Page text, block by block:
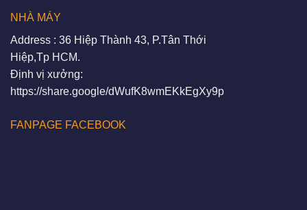
NHÀ MÁY
Address : 36 Hiệp Thành 43, P.Tân Thới
Hiệp,Tp HCM.
Định vị xưởng:
https://share.google/dWufK8wmEKkEgXy9p
FANPAGE FACEBOOK